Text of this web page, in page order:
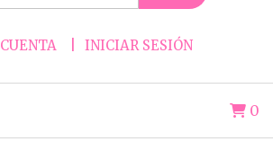
INICIAR SESIÓN
0